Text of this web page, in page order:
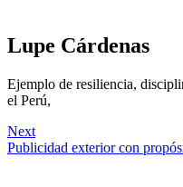
Lupe Cárdenas
Ejemplo de resiliencia,
el Perú,
Next
Publicidad exterior con